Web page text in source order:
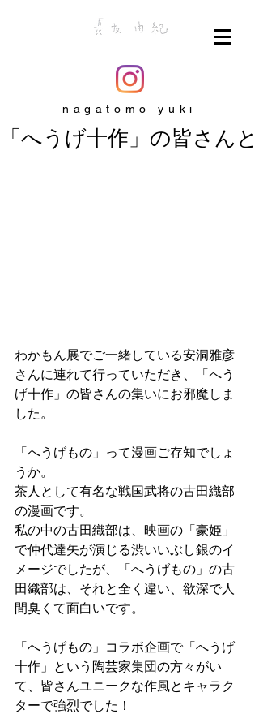
nagatomo yuki
「へうげ十作」の皆さんと
わかもん展でご一緒している安洞雅彦
さんに連れて行っていただき、「へう
げ十作」の皆さんの集いにお邪魔しま
した。
「へうげもの」って漫画ご存知でしょ
うか。
茶人として有名な戦国武将の古田織部
の漫画です。
私の中の古田織部は、映画の「豪姫」
で仲代達矢が演じる渋いいぶし銀のイ
メージでしたが、「へうげもの」の古
田織部は、それと全く違い、欲深で人
間臭くて面白いです。
「へうげもの」コラボ企画で「へうげ
十作」という陶芸家集団の方々がい
て、皆さんユニークな作風とキャラク
ターで強烈でした！